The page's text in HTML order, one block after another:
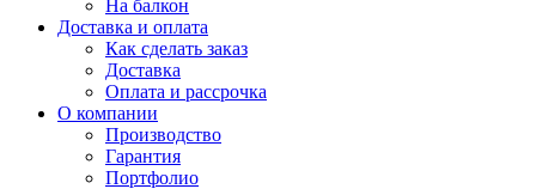
На балкон
Доставка и оплата
Как сделать заказ
Доставка
Оплата и рассрочка
О компании
Производство
Гарантия
Портфолио